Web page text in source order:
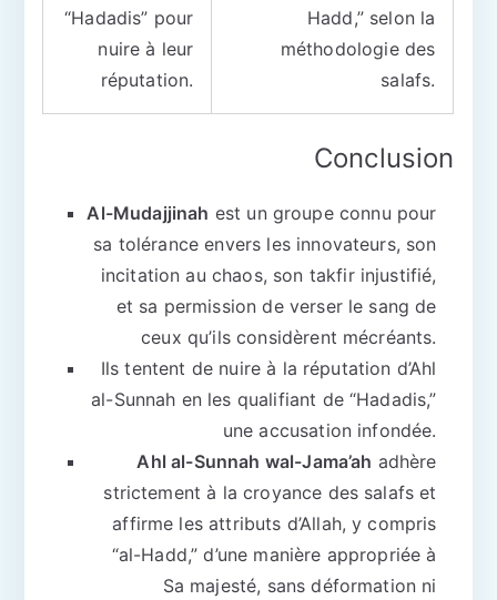
“Hadadis” pour
nuire à leur
réputation.
Hadd,” selon la
méthodologie des
salafs.
Conclusion
Al-Mudajjinah est un groupe connu pour
sa tolérance envers les innovateurs, son
incitation au chaos, son takfir injustifié,
et sa permission de verser le sang de
ceux qu’ils considèrent mécréants.
Ils tentent de nuire à la réputation d’Ahl
al-Sunnah en les qualifiant de “Hadadis,”
une accusation infondée.
Ahl al-Sunnah wal-Jama’ah adhère
strictement à la croyance des salafs et
affirme les attributs d’Allah, y compris
“al-Hadd,” d’une manière appropriée à
Sa majesté, sans déformation ni